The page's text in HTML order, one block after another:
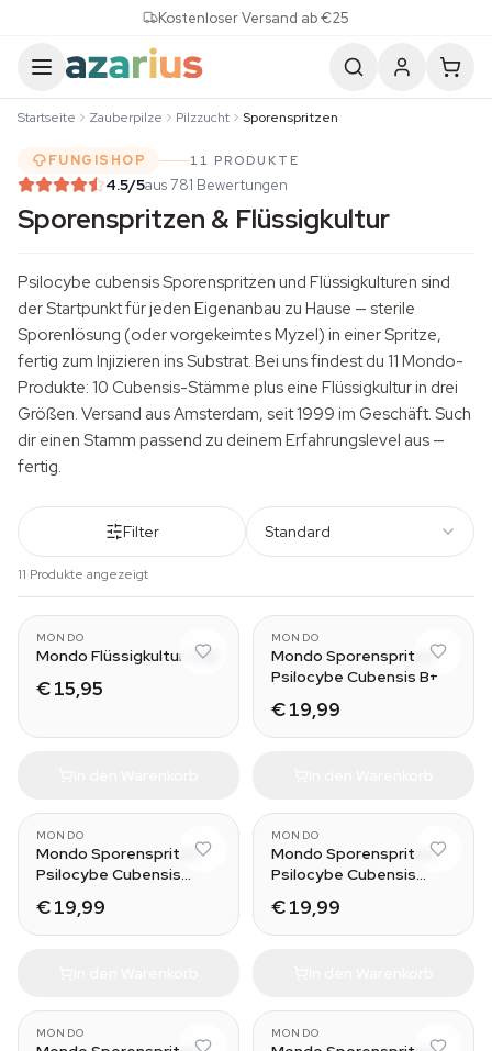
Kostenloser Versand ab €25
Startseite Zauberpilze Pilzzucht Sporenspritzen
FUNGISHOP 11 PRODUKTE
4.5/5aus 781 Bewertungen
Sporenspritzen & Flüssigkultur
Psilocybe cubensis Sporenspritzen und Flüssigkulturen sind
der Startpunkt für jeden Eigenanbau zu Hause — sterile
Sporenlösung (oder vorgekeimtes Myzel) in einer Spritze,
fertig zum Injizieren ins Substrat. Bei uns findest du 11 Mondo-
Produkte: 10 Cubensis-Stämme plus eine Flüssigkultur in drei
Größen. Versand aus Amsterdam, seit 1999 im Geschäft. Such
dir einen Stamm passend zu deinem Erfahrungslevel aus —
fertig.
Filter Standard
11 Produkte angezeigt
MONDO
Mondo Flüssigkultur-Vial
€ 15,95
MONDO
Mondo Sporenspritze
Psilocybe Cubensis B+
€ 19,99
MONDO
Mondo Sporenspritze
Psilocybe Cubensis
€ 19,99
MONDO
Mondo Sporenspritze
Psilocybe Cubensis
€ 19,99
MONDO MONDO